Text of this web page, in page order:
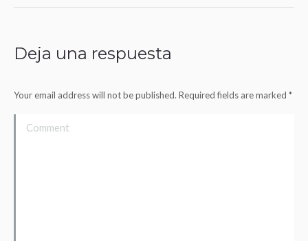
Deja una respuesta
Your email address will not be published. Required fields are marked *
Comment